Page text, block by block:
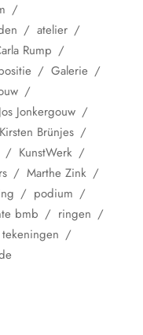
atelier
Rump
Galerie
Jos Jonkergouw
Kirsten Brünjes
KunstWerk
Marthe Zink
podium
bmb
ringen
tekeningen